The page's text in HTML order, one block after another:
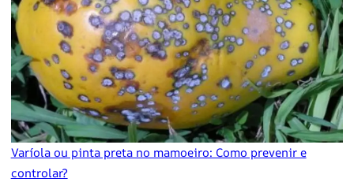
Varíola ou pinta preta no mamoeiro: Como prevenir e
controlar?